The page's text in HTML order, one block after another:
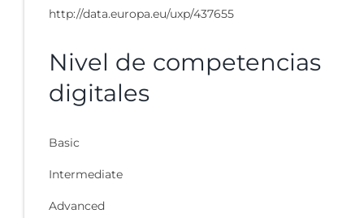
http://data.europa.eu/uxp/437655
Nivel de competencias
digitales
Basic
Intermediate
Advanced